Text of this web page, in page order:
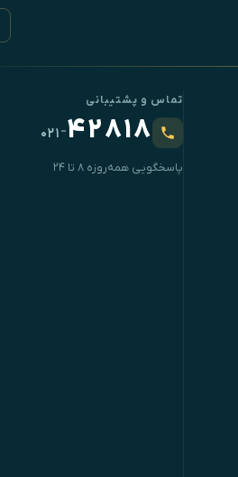
تماس و پشتیبانی
۴۲۸۱۸-۰۲۱
پاسخگویی همه‌روزه ۸ تا ۲۴